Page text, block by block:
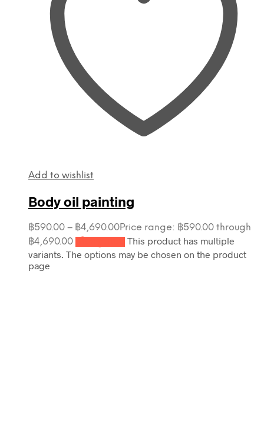
Add to wishlist
Body oil painting
฿590.00 – ฿4,690.00Price range: ฿590.00 through
฿4,690.00
This product has multiple
variants. The options may be chosen on the product
page